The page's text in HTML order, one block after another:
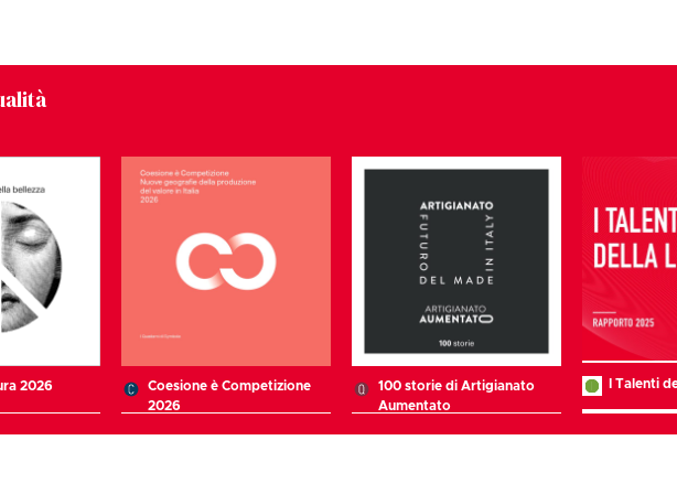
2026
Coesione è Competizione
2026
100 storie di Artigianato
Aumentato
I Talenti